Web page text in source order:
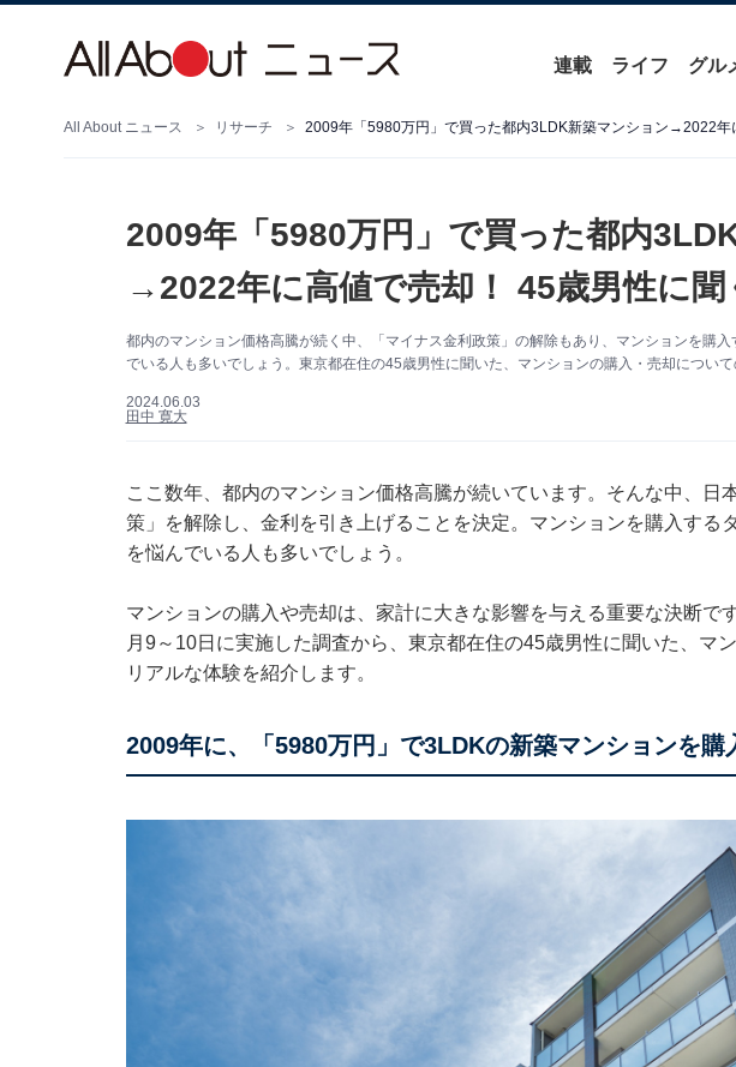
連載 ライフ グル
All About ニュース リサーチ
2009年「5980万円」で買った都内
→2022年に高値で売却！ 45歳男性に聞
都内のマンション価格高騰が続く中、「マイナス金利政策」の解除もあり、マンションを購
でいる人も多いでしょう。東京都在住の45歳男性に聞いた、マンションの購入・売却について
2024.06.03
田中 寛大
ここ数年、都内のマンション価格高騰が続いています。そんな中、日
策」を解除し、金利を引き上げることを決定。マンションを購入する
を悩んでいる人も多いでしょう。
マンションの購入や売却は、家計に大きな影響を与える重要な決断で
月9～10日に実施した調査から、東京都在住の45歳男性に聞いた、マ
リアルな体験を紹介します。
2009年に、「5980万円」で3LDKの新築マンションを購